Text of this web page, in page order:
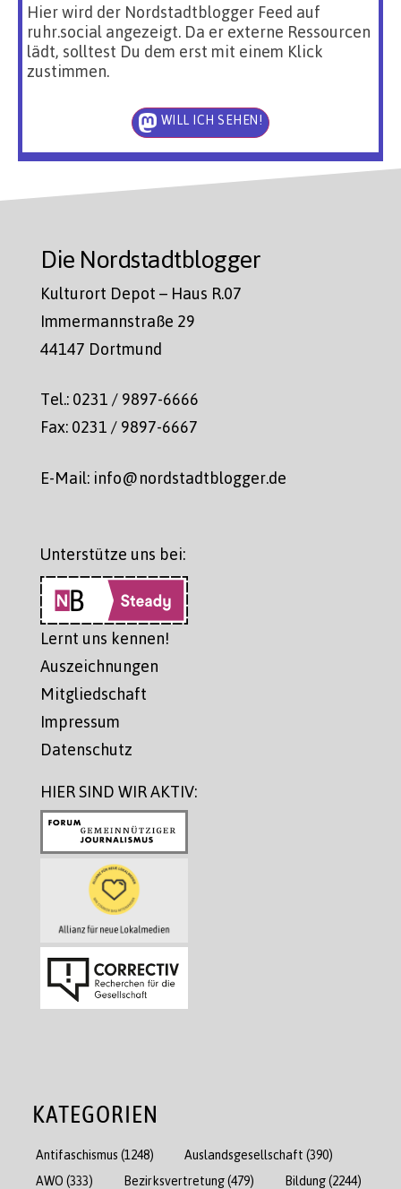
Hier wird der Nordstadtblogger Feed auf
ruhr.social angezeigt. Da er externe Ressourcen
lädt, solltest Du dem erst mit einem Klick
zustimmen.
WILL ICH SEHEN!
Die Nordstadtblogger
Kulturort Depot – Haus R.07
Immermannstraße 29
44147 Dortmund
Tel.: 0231 / 9897-6666
Fax: 0231 / 9897-6667
E-Mail: info@nordstadtblogger.de
Unterstütze uns bei:
Lernt uns kennen!
Auszeichnungen
Mitgliedschaft
Impressum
Datenschutz
HIER SIND WIR AKTIV:
KATEGORIEN
Antifaschismus (1248) Auslandsgesellschaft (390)
AWO (333) Bezirksvertretung(479) Bildung(2244)